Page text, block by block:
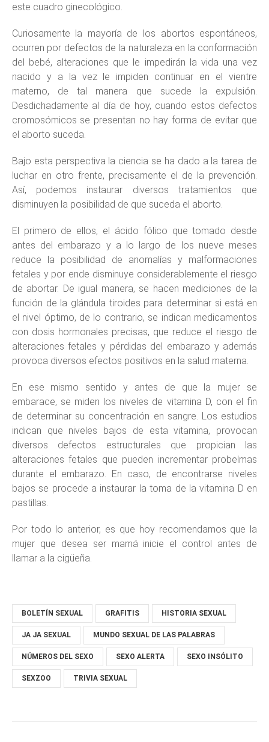
este cuadro ginecológico.
Curiosamente la mayoría de los abortos espontáneos,
ocurren por defectos de la naturaleza en la conformación
del bebé, alteraciones que le impedirán la vida una vez
nacido y a la vez le impiden continuar en el vientre
materno, de tal manera que sucede la expulsión.
Desdichadamente al día de hoy, cuando estos defectos
cromosómicos se presentan no hay forma de evitar que
el aborto suceda.
Bajo esta perspectiva la ciencia se ha dado a la tarea de
luchar en otro frente, precisamente el de la prevención.
Así, podemos instaurar diversos tratamientos que
disminuyen la posibilidad de que suceda el aborto.
El primero de ellos, el ácido fólico que tomado desde
antes del embarazo y a lo largo de los nueve meses
reduce la posibilidad de anomalías y malformaciones
fetales y por ende disminuye considerablemente el riesgo
de abortar. De igual manera, se hacen mediciones de la
función de la glándula tiroides para determinar si está en
el nivel óptimo, de lo contrario, se indican medicamentos
con dosis hormonales precisas, que reduce el riesgo de
alteraciones fetales y pérdidas del embarazo y además
provoca diversos efectos positivos en la salud materna.
En ese mismo sentido y antes de que la mujer se
embarace, se miden los niveles de vitamina D, con el fin
de determinar su concentración en sangre. Los estudios
indican que niveles bajos de esta vitamina, provocan
diversos defectos estructurales que propician las
alteraciones fetales que pueden incrementar probelmas
durante el embarazo. En caso, de encontrarse niveles
bajos se procede a instaurar la toma de la vitamina D en
pastillas.
Por todo lo anterior, es que hoy recomendamos que la
mujer que desea ser mamá inicie el control antes de
llamar a la cigüeña.
BOLETÍN SEXUAL GRAFITIS HISTORIA SEXUAL
JA JA SEXUAL MUNDO SEXUAL DE LAS PALABRAS
NÚMEROS DEL SEXO SEXO ALERTA SEXO INSÓLITO
SEXZOO TRIVIA SEXUAL